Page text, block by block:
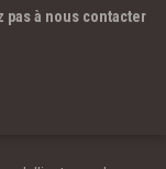
pas à nous contacter